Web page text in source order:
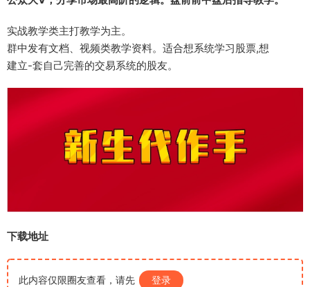
实战教学类主打教学为主。
群中发有文档、视频类教学资料。适合想系统学习股票,想
建立-套自己完善的交易系统的股友。
下载地址
此内容仅限圈友查看，请先 登录